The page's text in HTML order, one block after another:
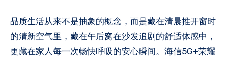
品质生活从来不是抽象的概念，而是藏在清晨推开窗时
的清新空气里，藏在午后窝在沙发追剧的舒适体感中，
更藏在家人每一次畅快呼吸的安心瞬间。海信5G+荣耀